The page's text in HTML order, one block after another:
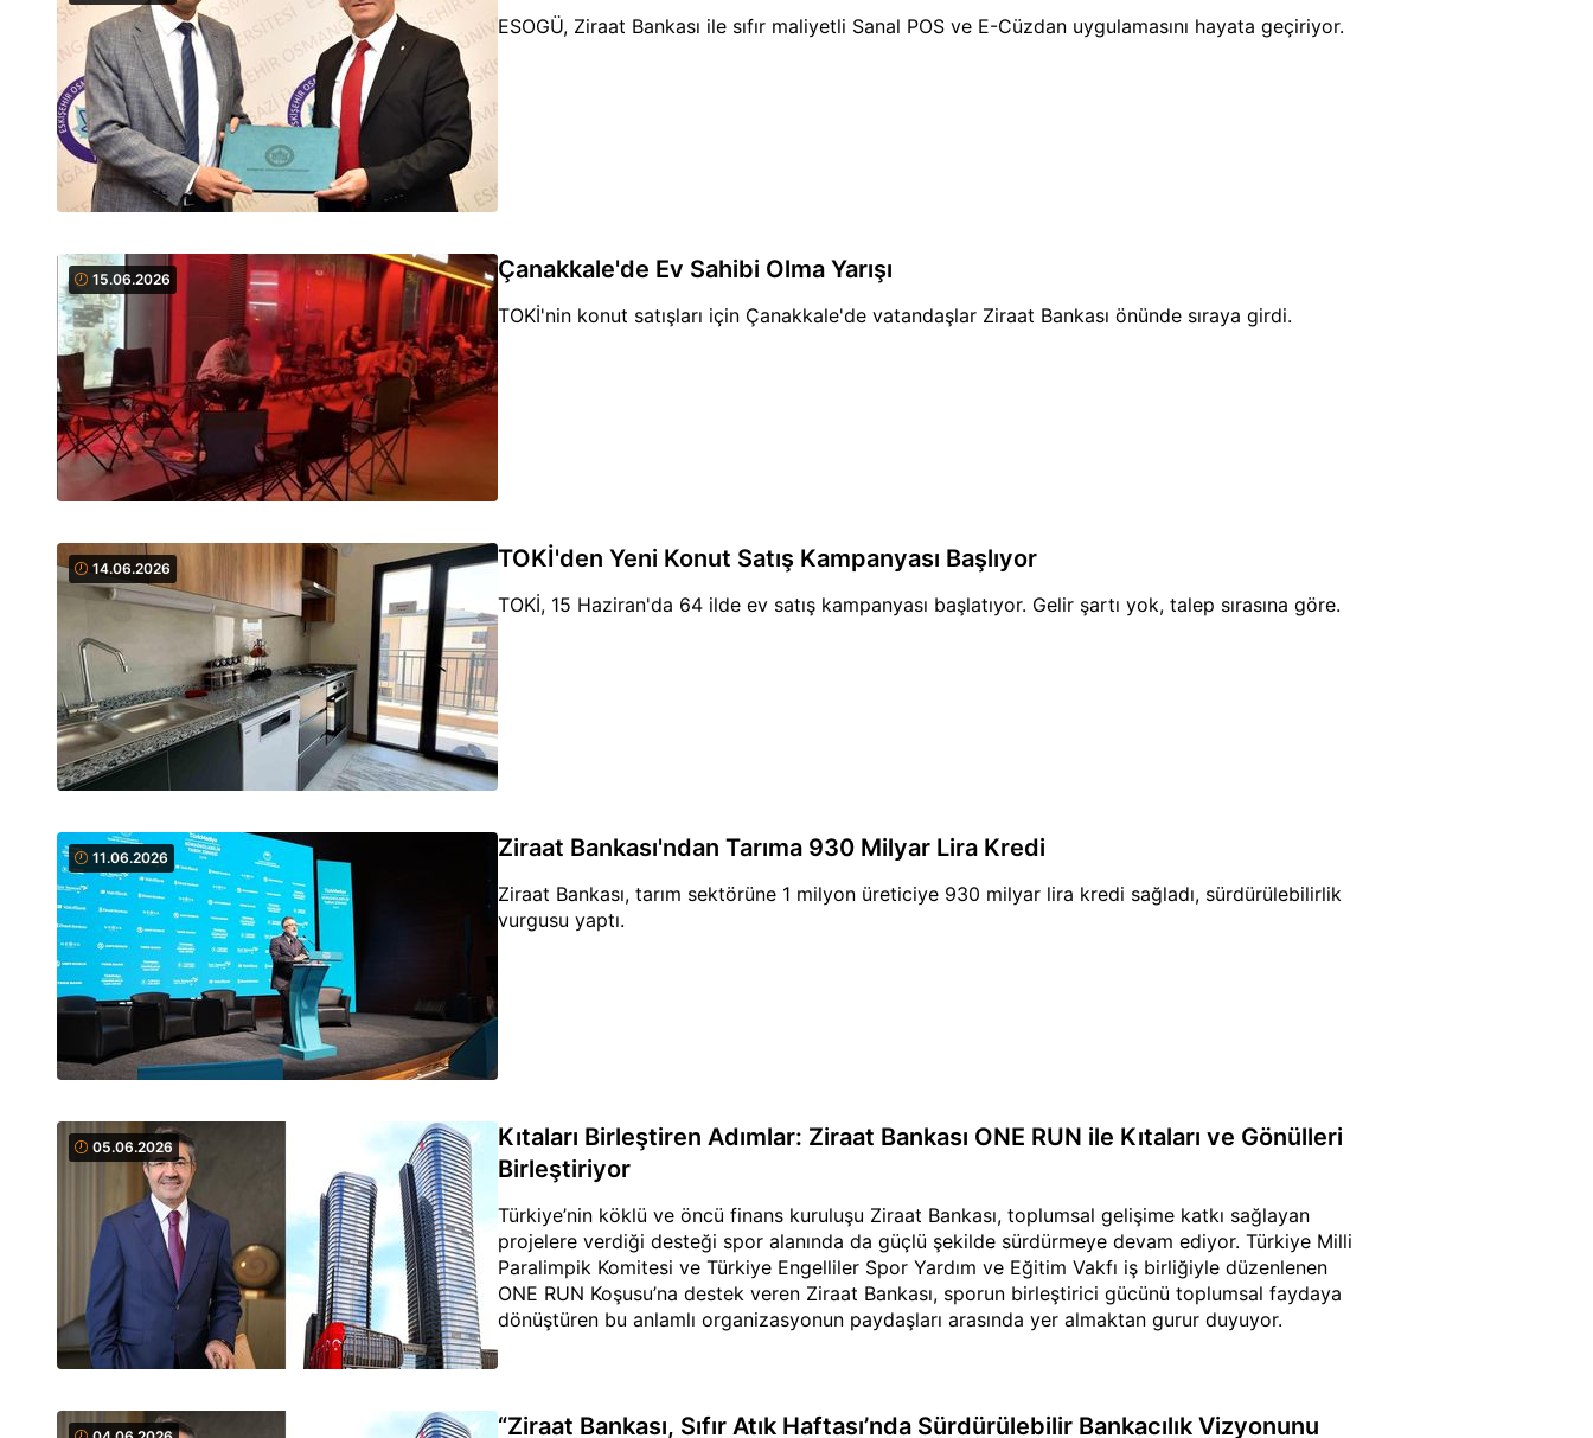
ESOGÜ, Ziraat Bankası ile sıfır maliyetli Sanal POS ve E-Cüzdan uygulamasını hayata geçiriyor.
15.06.2026 Çanakkale'de Ev Sahibi Olma Yarışı
TOKİ'nin konut satışları için Çanakkale'de vatandaşlar Ziraat Bankası önünde sıraya girdi.
14.06.2026 TOKİ'den Yeni Konut Satış Kampanyası Başlıyor
TOKİ, 15 Haziran'da 64 ilde ev satış kampanyası başlatıyor. Gelir şartı yok, talep sırasına göre.
11.06.2026 Ziraat Bankası'ndan Tarıma 930 Milyar Lira Kredi
Ziraat Bankası, tarım sektörüne 1 milyon üreticiye 930 milyar lira kredi sağladı, sürdürülebilirlik
vurgusu yaptı.
05.06.2026
Kıtaları Birleştiren Adımlar: Ziraat Bankası ONE RUN ile Kıtaları ve Gönülleri
Birleştiriyor
Türkiye’nin köklü ve öncü finans kuruluşu Ziraat Bankası, toplumsal gelişime katkı sağlayan
projelere verdiği desteği spor alanında da güçlü şekilde sürdürmeye devam ediyor. Türkiye Milli
Paralimpik Komitesi ve Türkiye Engelliler Spor Yardım ve Eğitim Vakfı iş birliğiyle düzenlenen
ONE RUN Koşusu’na destek veren Ziraat Bankası, sporun birleştirici gücünü toplumsal faydaya
dönüştüren bu anlamlı organizasyonun paydaşları arasında yer almaktan gurur duyuyor.
“Ziraat Bankası, Sıfır Atık Haftası’nda Sürdürülebilir Bankacılık Vizyonunu